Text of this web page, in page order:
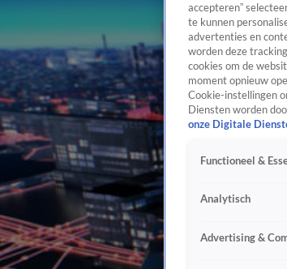
accepteren”
te kunnen
advertenties en
worden deze
cookies om de
moment opnieuw
Cookie-instellingen
Diensten worden
onze Digitale
Functioneel &
Analytisch
Advertising &